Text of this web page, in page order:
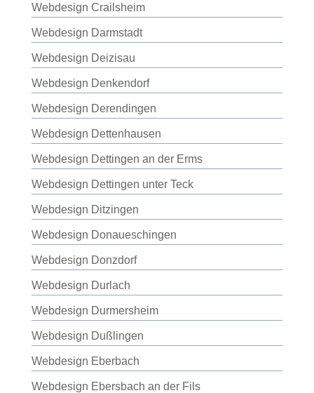
Webdesign Crailsheim
Webdesign Darmstadt
Webdesign Deizisau
Webdesign Denkendorf
Webdesign Derendingen
Webdesign Dettenhausen
Webdesign Dettingen an der Erms
Webdesign Dettingen unter Teck
Webdesign Ditzingen
Webdesign Donaueschingen
Webdesign Donzdorf
Webdesign Durlach
Webdesign Durmersheim
Webdesign Dußlingen
Webdesign Eberbach
Webdesign Ebersbach an der Fils